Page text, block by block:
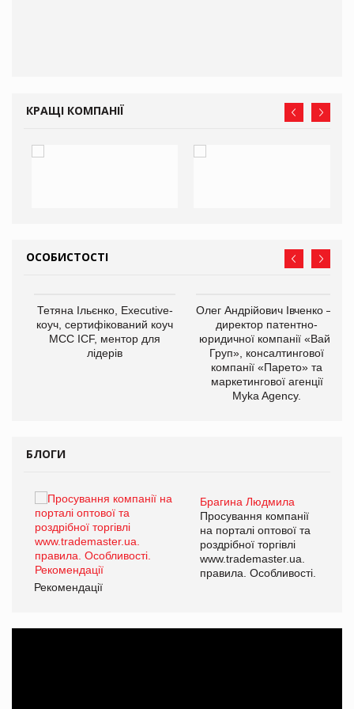
КРАЩІ КОМПАНІЇ
ОСОБИСТОСТІ
Тетяна Ільєнко, Executive-
коуч, сертифікований коуч
МСС ICF, ментор для
лідерів
Олег Андрійович Івченко —
директор патентно-
юридичної компанії «Вайз
Груп», консалтингової
компанії «Парето» та
маркетингової агенції
Myka Agency.
БЛОГИ
Брагина Людмила
Просування компанії
на порталі оптової та
роздрібної торгівлі
www.trademaster.ua.
правила. Особливості.
Рекомендації